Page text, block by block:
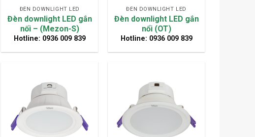
ĐÈN DOWNLIGHT LED
Đèn downlight LED gắn
nối – (Mezon-S)
Hotline: 0936 009 839
ĐÈN DOWNLIGHT LED
Đèn downlight LED gắn
nổi (OT)
Hotline: 0936 009 839